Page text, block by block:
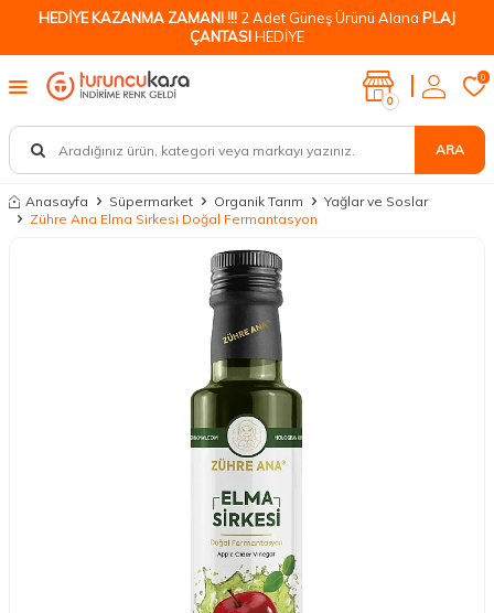
HEDİYE KAZANMA ZAMANI !!! 2 Adet Güneş Ürünü Alana PLAJ
ÇANTASIHEDİYE
ARA
0
0
Anasayfa Süpermarket Organik Tarım
Yağlar ve Soslar
Zühre Ana Elma Sirkesi Doğal Fermantasyon